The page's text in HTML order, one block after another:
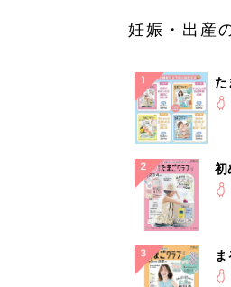
妊娠・出産
た
初